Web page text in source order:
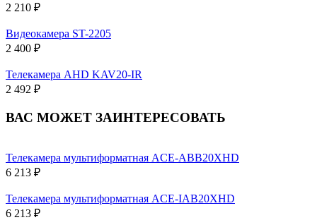
2 210 ₽
Видеокамера ST-2205
2 400 ₽
Телекамера AHD KAV20-IR
2 492 ₽
ВАС МОЖЕТ ЗАИНТЕРЕСОВАТЬ
Телекамера мультиформатная ACE-ABB20XHD
6 213 ₽
Телекамера мультиформатная ACE-IAB20XHD
6 213 ₽